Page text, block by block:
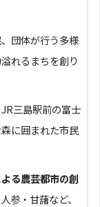
団体が行う多様
れるまちを創り
三島駅前の富士
に囲まれた市民
る農芸都市の創
参・甘藷など、